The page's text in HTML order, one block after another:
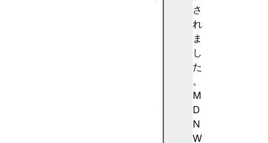
さ
れ
ま
し
た
。
M
D
N
W